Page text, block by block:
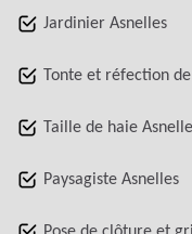
Jardinier Asnelles
Tonte et réfection
Taille de haie
Paysagiste Asnelles